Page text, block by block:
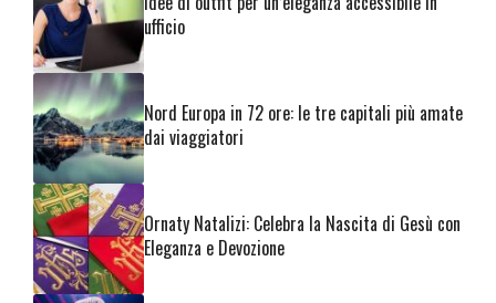
ufficio
Nord Europa in 72 ore: le tre capitali più amate
dai viaggiatori
Ornaty Natalizi: Celebra la Nascita di Gesù con
Eleganza e Devozione